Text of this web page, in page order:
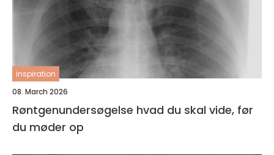
inspiration
08. March 2026
Røntgenundersøgelse hvad du skal vide, før
du møder op